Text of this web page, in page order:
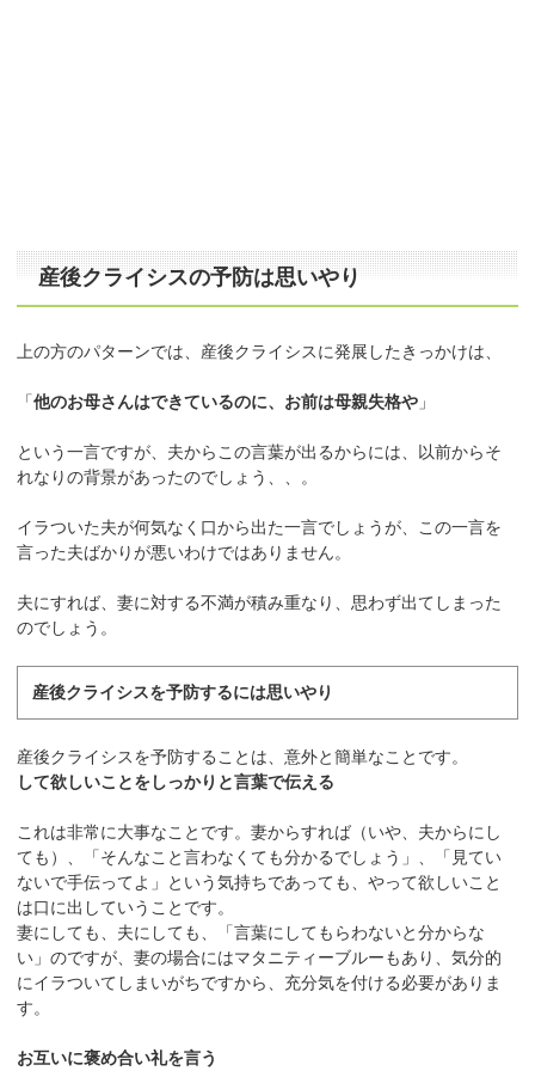
産後クライシスの予防は思いやり
上の方のパターンでは、産後クライシスに発展したきっかけは、
「他のお母さんはできているのに、お前は母親失格や 」
という一言ですが、夫からこの言葉が出るからには、以前からそ
れなりの背景があったのでしょう、、。
イラついた夫が何気なく口から出た一言でしょうが、この一言を
言った夫ばかりが悪いわけではありません。
夫にすれば、妻に対する不満が積み重なり、思わず出てしまった
のでしょう。
産後クライシスを予防するには思いやり
産後クライシスを予防することは、意外と簡単なことです。
して欲しいことをしっかりと言葉で伝える
これは非常に大事なことです。妻からすれば（いや、夫からにし
ても）、「そんなこと言わなくても分かるでしょう」、「見てい
ないで手伝ってよ」という気持ちであっても、やって欲しいこと
は口に出していうことです。
妻にしても、夫にしても、「言葉にしてもらわないと分からな
い」のですが、妻の場合にはマタニティーブルーもあり、気分的
にイラついてしまいがちですから、充分気を付ける必要がありま
す。
お互いに褒め合い礼を言う